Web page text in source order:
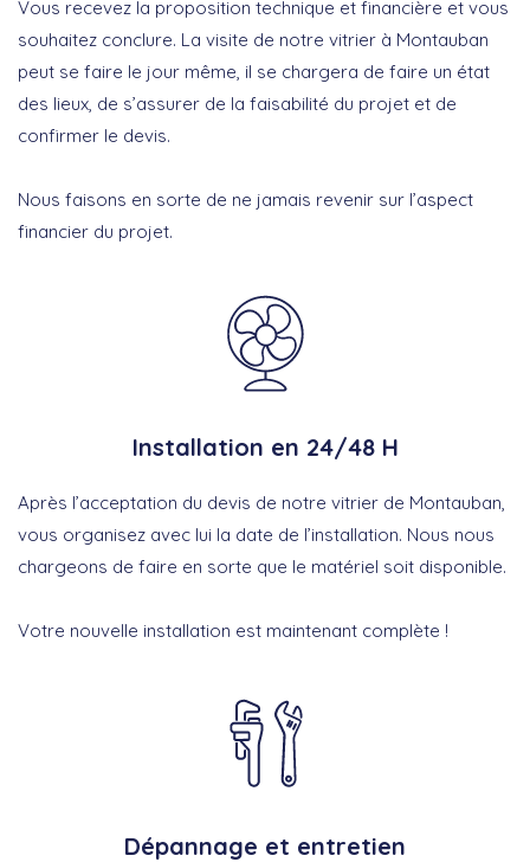
Vous recevez la proposition technique et financière et vous
souhaitez conclure. La visite de notre vitrier à Montauban
peut se faire le jour même, il se chargera de faire un état
des lieux, de s’assurer de la faisabilité du projet et de
confirmer le devis.
Nous faisons en sorte de ne jamais revenir sur l’aspect
financier du projet.
Installation en 24/48 H
Après l’acceptation du devis de notre vitrier de Montauban,
vous organisez avec lui la date de l’installation. Nous nous
chargeons de faire en sorte que le matériel soit disponible.
Votre nouvelle installation est maintenant complète !
Dépannage et entretien